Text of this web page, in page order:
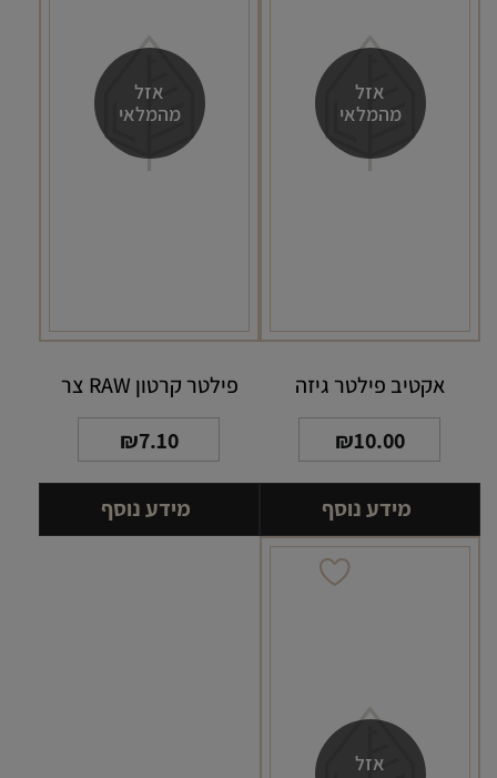
אזל
מהמלאי
אקטיב פילטר גיזה
₪10.00
מידע נוסף
אזל
מהמלאי
פילטר קרטון RAW צר
₪7.10
מידע נוסף
אזל